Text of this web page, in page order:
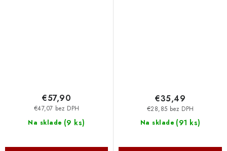
Na sklade (9 ks)
€47,07 bez DPH
€57,90
Na sklade (91 ks)
€28,85 bez DPH
€35,49